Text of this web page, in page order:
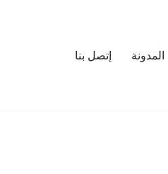
المدونة إتصل بنا